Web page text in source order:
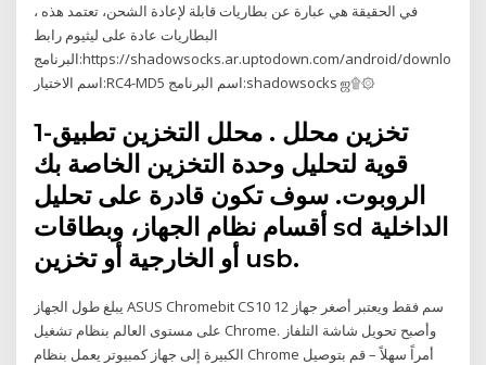
، في الحقيقة هي عبارة عن بطاريات قابلة لإعادة الشحن، تعتمد هذه
البطاريات عادة على ليثيوم رابط
البرنامج:https://shadowsocks.ar.uptodown.com/android/download/1700314
اسم الاختيار:RC4-MD5 اسم البرنامج:shadowsocks ஜ۩۞
1-تخزين محلل . محلل التخزين تطبيق
قوية لتحليل وحدة التخزين الخاصة بك
الروبوت. سوف تكون قادرة على تحليل
أقسام نظام الجهاز، وبطاقات sd الداخلية
أو الخارجية أو تخزين usb.
يبلغ طول الجهاز ASUS Chromebit CS10 12 سم فقط ويعتبر أصغر جهاز
على مستوى العالم بنظام تشغيل Chrome. وأصبح تحويل شاشة التلفاز
الكبيرة إلى جهاز كمبيوتر يعمل بنظام Chrome أمراً سهلاً – قم بتوصيل